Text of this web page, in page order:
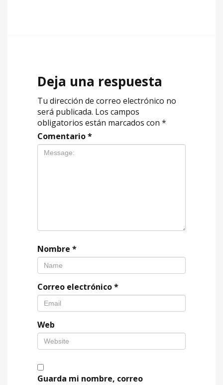
Deja una respuesta
Tu dirección de correo electrónico no
será publicada. Los campos
obligatorios están marcados con *
Comentario*
Nombre *
Correo electrónico*
Web
Guarda mi nombre, correo